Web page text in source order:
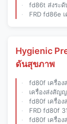
fd86t ส่งระ
FRD fd86e
Hygienic
ดันสุขภาพ
fd80f เครื่อง
เครื่องส่งสัญ
fd80f เครื่อ
FRD fd80f 316l เครื่องส่ง
fd80f เครื่องส่งความดันสุ